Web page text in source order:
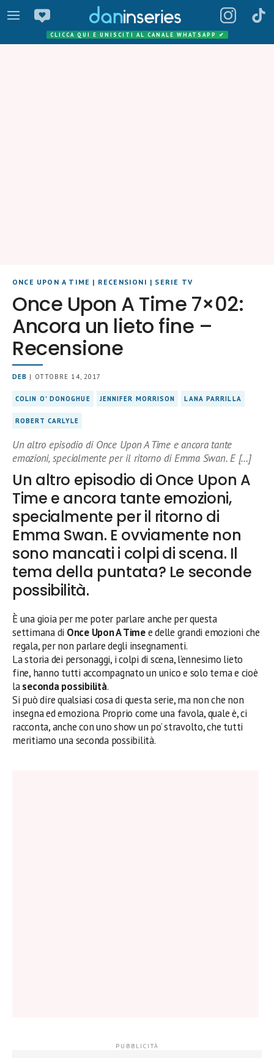
CLICCA QUI E UNISCITI AL CANALE WHATSAPP ✔
ONCE UPON A TIME | RECENSIONI | SERIE TV
Once Upon A Time 7×02:
Ancora un lieto fine –
Recensione
DEB | OTTOBRE 14, 2017
COLIN O' DONOGHUE JENNIFER MORRISON LANA PARRILLA
ROBERT CARLYLE
Un altro episodio di Once Upon A Time e ancora tante
emozioni, specialmente per il ritorno di Emma Swan. E […]
Un altro episodio di Once Upon A
Time e ancora tante emozioni,
specialmente per il ritorno di
Emma Swan. E ovviamente non
sono mancati i colpi di scena. Il
tema della puntata? Le seconde
possibilità.
È una gioia per me poter parlare anche per questa
settimana di Once Upon A Timee delle grandi emozioni che
regala, per non parlare degli insegnamenti.
La storia dei personaggi, i colpi di scena, l’ennesimo lieto
fine, hanno tutti accompagnato un unico e solo tema e cioè
laseconda possibilità.
Si può dire qualsiasi cosa di questa serie, ma non che non
insegna ed emoziona. Proprio come una favola, quale è, ci
racconta, anche con uno show un po’ stravolto, che tutti
meritiamo una seconda possibilità.